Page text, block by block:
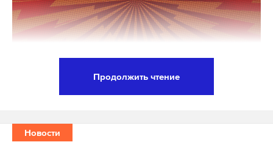
«Москино» в рамках проекта «Лето в Москве».
Продолжить чтение
Новости